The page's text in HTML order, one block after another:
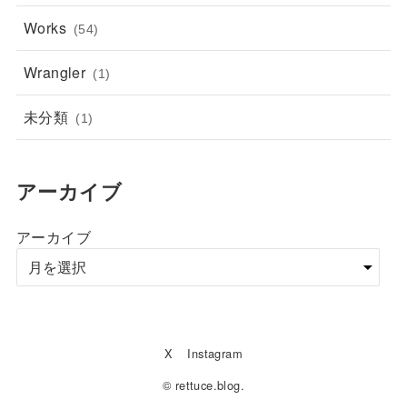
Works (54)
Wrangler (1)
未分類 (1)
アーカイブ
アーカイブ
X
Instagram
© rettuce.blog.